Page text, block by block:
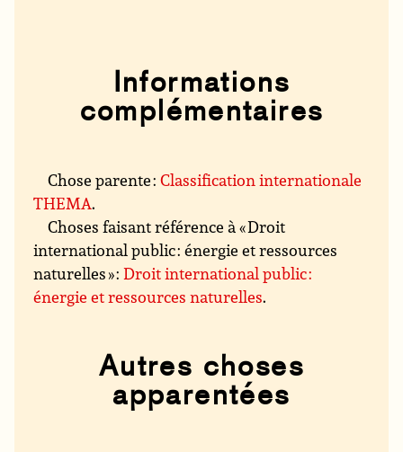
Informations
complémentaires
Chose parente :Classification internationale
THEMA.
Choses faisant référence à « Droit
international public : énergie et ressources
naturelles » :Droit international public :
énergie et ressources naturelles.
Autres choses
apparentées